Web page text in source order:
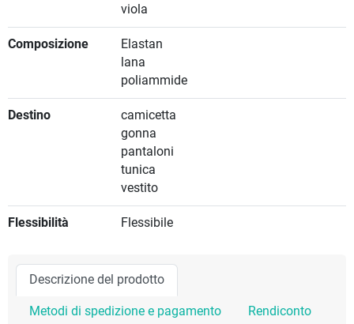
viola
Composizione
Elastan
lana
poliammide
Destino
camicetta
gonna
pantaloni
tunica
vestito
Flessibilità Flessibile
Descrizione del prodotto
Metodi di spedizione e pagamento Rendiconto